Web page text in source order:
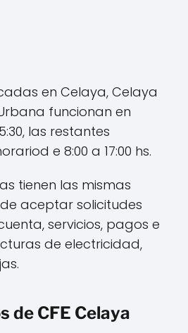
en Celaya, Celaya
funcionan en
las restantes
e 8:00 a 17:00 hs.
tienen las mismas
aceptar solicitudes
servicios, pagos e
de electricidad,
de CFE Celaya